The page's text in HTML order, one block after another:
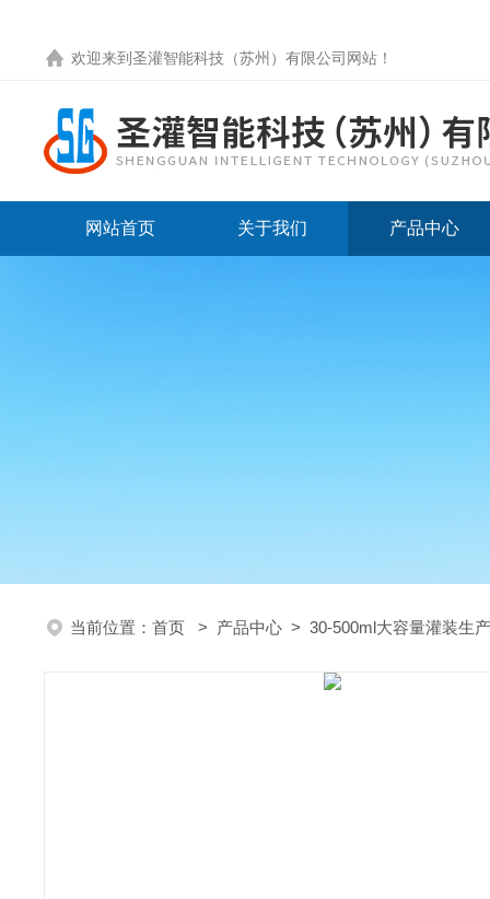
欢迎来到圣灌智能科技（苏州）有限公司网站！
网站首页 关于我们 产品中心
当前位置： 首页 > 产品中心 > 30-500ml大容量灌装生